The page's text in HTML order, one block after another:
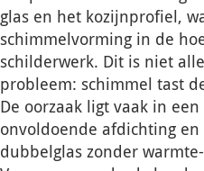
glas en het kozijnprofiel,
schimmelvorming in de
schilderwerk. Dit is niet
probleem: schimmel tast
De oorzaak ligt vaak in
onvoldoende afdichting
dubbelglas zonder